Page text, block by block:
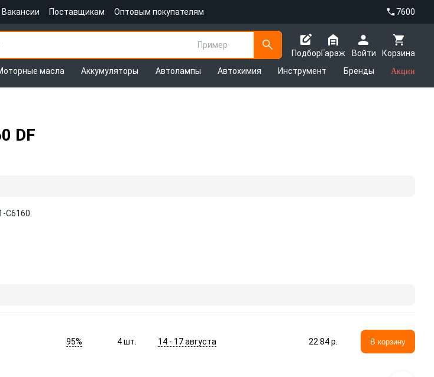
Вакансии Поставщикам Оптовым покупателям 7600
Пример
Подбор
Корзина
Гараж
Войти
масла Аккумуляторы Автолампы Автохимия Инструмент Бренды Акции
DF
C6160
95% 4шт. 14 - 17 августа 22.84 p. В корзину